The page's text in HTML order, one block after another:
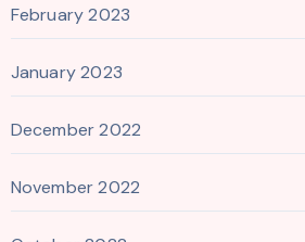
February 2023
January 2023
December 2022
November 2022